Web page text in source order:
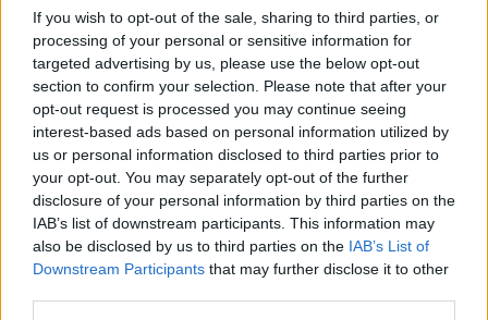
If you wish to opt-out of the sale, sharing to third parties, or
processing of your personal or sensitive information for
targeted advertising by us, please use the below opt-out
section to confirm your selection. Please note that after your
opt-out request is processed you may continue seeing
interest-based ads based on personal information utilized by
us or personal information disclosed to third parties prior to
your opt-out. You may separately opt-out of the further
disclosure of your personal information by third parties on the
IAB’s list of downstream participants. This information may
also be disclosed by us to third parties on the IAB’s List of
Downstream Participants that may further disclose it to other
ΔΙΑΒΑΣΤΕ ΑΚΟΜΑ